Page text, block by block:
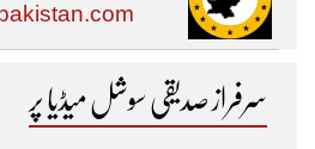
سرفراز صدیقی سوشل میڈیا پر